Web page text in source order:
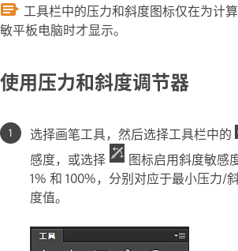
工具栏中的压力和斜度图标仅在为计
敏平板电脑时才显示。
使用压力和斜度调节器
选择画笔工具，然后选择工具栏中的
感度，或选择
图标启用斜度敏感
1% 和 100%，分别对应于最小压力/
度值。